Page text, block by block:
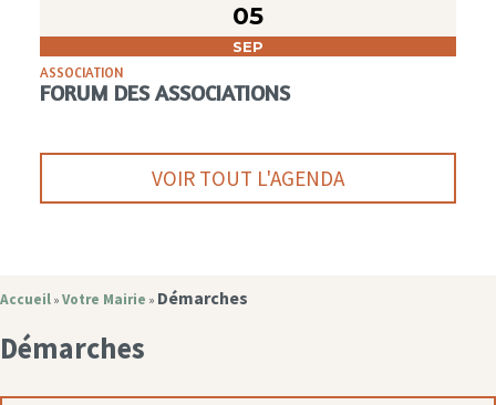
05
SEP
ASSOCIATION
FORUM DES ASSOCIATIONS
VOIR TOUT L'AGENDA
Accueil » Votre Mairie » Démarches
Démarches